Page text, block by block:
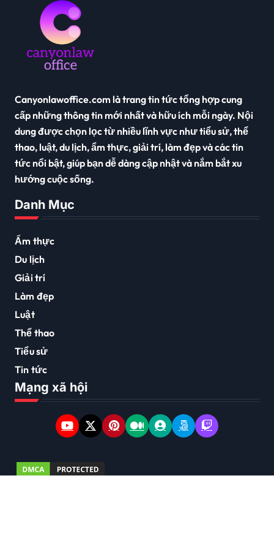
Canyonlawoffice.com là trang tin tức tổng hợp cung
cấp những thông tin mới nhất và hữu ích mỗi ngày. Nội
dung được chọn lọc từ nhiều lĩnh vực như tiểu sử, thể
thao, luật, du lịch, ẩm thực, giải trí, làm đẹp và các tin
tức nổi bật, giúp bạn dễ dàng cập nhật và nắm bắt xu
hướng cuộc sống.
Danh Mục
Ẩm thực
Du lịch
Giải trí
Làm đẹp
Luật
Thể thao
Tiểu sử
Tin tức
Mạng xã hội